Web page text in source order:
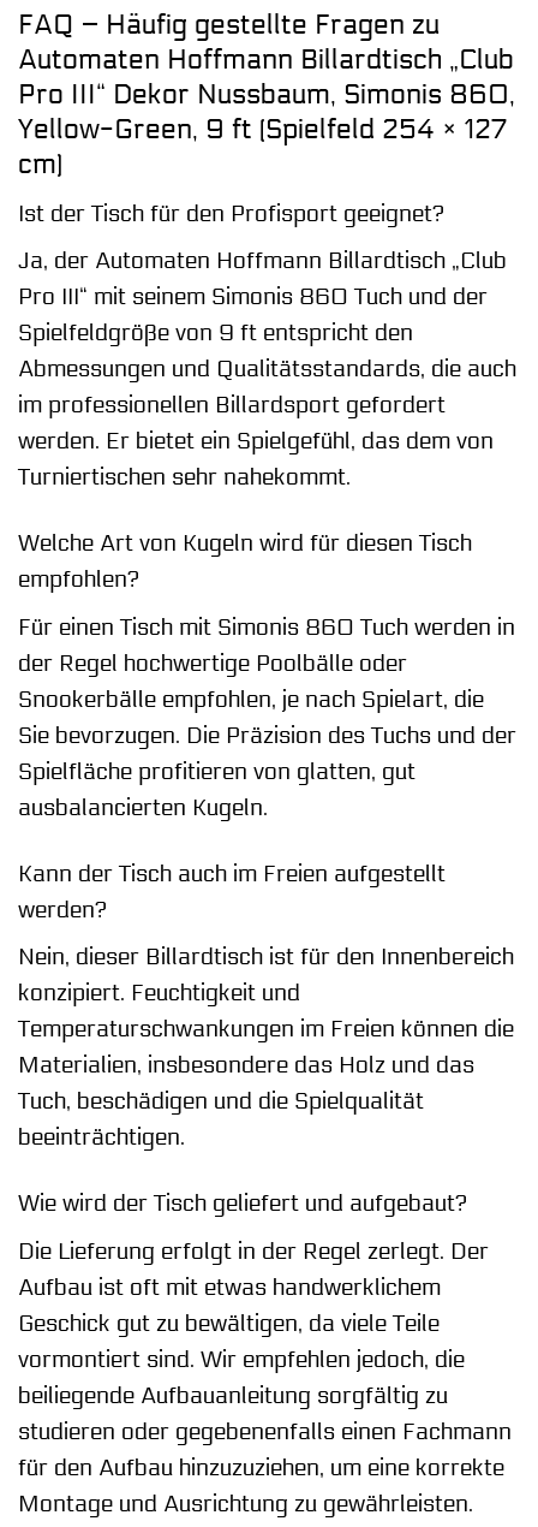
FAQ – Häufig gestellte Fragen zu
Automaten Hoffmann Billardtisch „Club
Pro III“ Dekor Nussbaum, Simonis 860,
Yellow-Green, 9 ft (Spielfeld 254 × 127
cm)
Ist der Tisch für den Profisport geeignet?
Ja, der Automaten Hoffmann Billardtisch „Club
Pro III“ mit seinem Simonis 860 Tuch und der
Spielfeldgröße von 9 ft entspricht den
Abmessungen und Qualitätsstandards, die auch
im professionellen Billardsport gefordert
werden. Er bietet ein Spielgefühl, das dem von
Turniertischen sehr nahekommt.
Welche Art von Kugeln wird für diesen Tisch
empfohlen?
Für einen Tisch mit Simonis 860 Tuch werden in
der Regel hochwertige Poolbälle oder
Snookerbälle empfohlen, je nach Spielart, die
Sie bevorzugen. Die Präzision des Tuchs und der
Spielfläche profitieren von glatten, gut
ausbalancierten Kugeln.
Kann der Tisch auch im Freien aufgestellt
werden?
Nein, dieser Billardtisch ist für den Innenbereich
konzipiert. Feuchtigkeit und
Temperaturschwankungen im Freien können die
Materialien, insbesondere das Holz und das
Tuch, beschädigen und die Spielqualität
beeinträchtigen.
Wie wird der Tisch geliefert und aufgebaut?
Die Lieferung erfolgt in der Regel zerlegt. Der
Aufbau ist oft mit etwas handwerklichem
Geschick gut zu bewältigen, da viele Teile
vormontiert sind. Wir empfehlen jedoch, die
beiliegende Aufbauanleitung sorgfältig zu
studieren oder gegebenenfalls einen Fachmann
für den Aufbau hinzuzuziehen, um eine korrekte
Montage und Ausrichtung zu gewährleisten.